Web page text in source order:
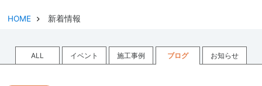
HOME 新着情報
ALL イベント 施工事例 ブログ お知らせ